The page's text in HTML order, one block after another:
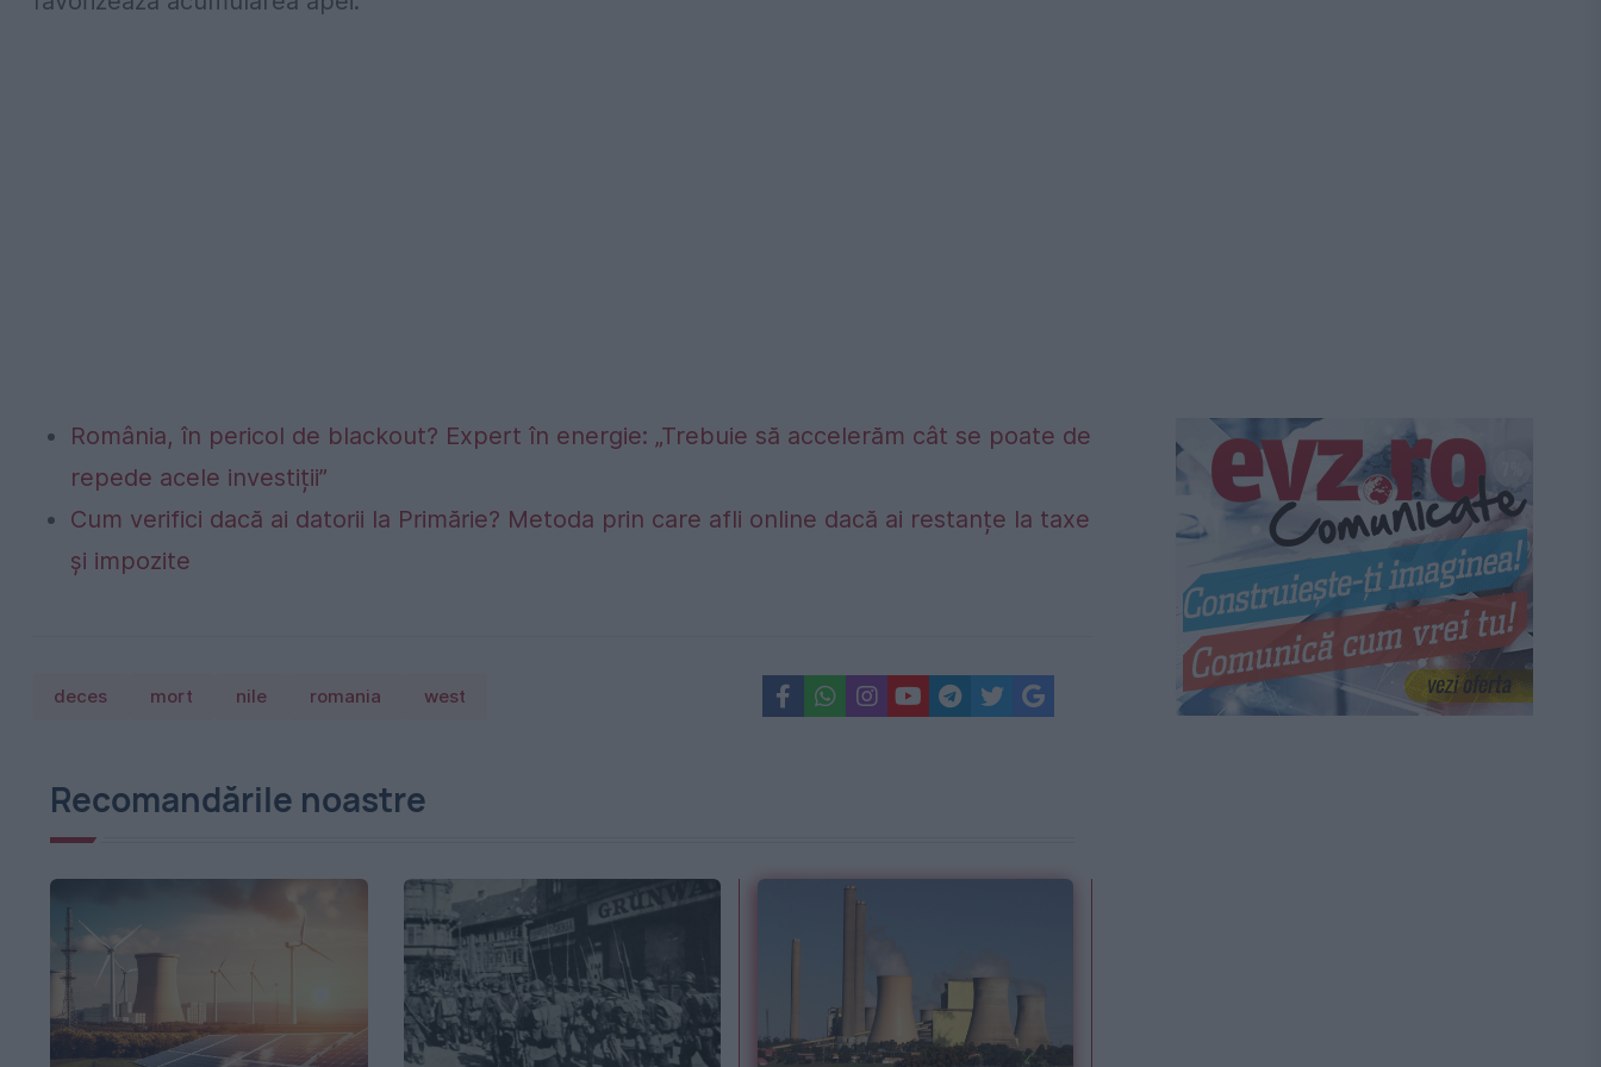
România, în pericol de blackout? Expert în energie: „Trebuie să accelerăm cât se poate de
repede acele investiții”
Cum verifici dacă ai datorii la Primărie? Metoda prin care afli online dacă ai restanțe la taxe
și impozite
deces mort nile romania west
Recomandările noastre